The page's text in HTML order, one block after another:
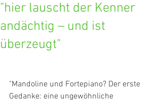
"hier lauscht der Kenner
andächtig – und ist
überzeugt"
"Mandoline und Fortepiano? Der erste
Gedanke: eine ungewöhnliche